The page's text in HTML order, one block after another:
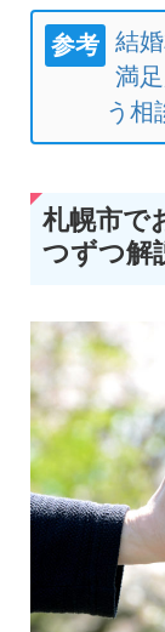
参考 結
満
う相
札幌市で
つずつ解